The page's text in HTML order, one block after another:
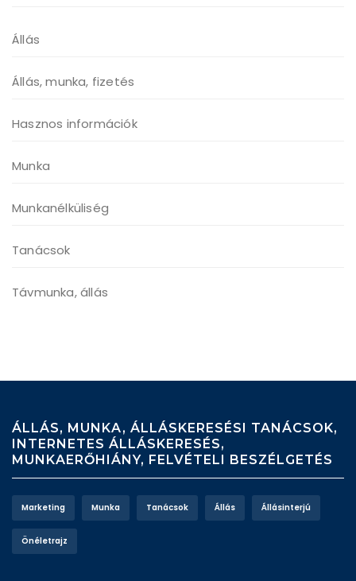
Állás
Állás, munka, fizetés
Hasznos információk
Munka
Munkanélküliség
Tanácsok
Távmunka, állás
ÁLLÁS, MUNKA, ÁLLÁSKERESÉSI TANÁCSOK,
INTERNETES ÁLLÁSKERESÉS,
MUNKAERŐHIÁNY, FELVÉTELI BESZÉLGETÉS
Marketing Munka Tanácsok Állás Állásinterjú
Önéletrajz